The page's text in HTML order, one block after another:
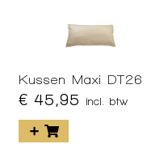
Kussen Maxi DT26
€ 45,95 incl. btw